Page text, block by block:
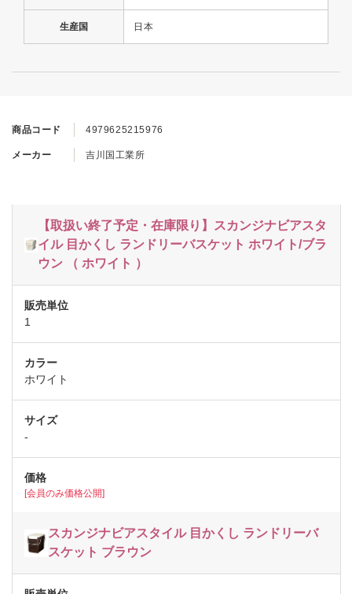
商品コード 4979625215976
メーカー 吉川国工業所
【取扱い終了予定・在庫限り】スカンジナビアスタ
イル 目かくし ランドリーバスケット ホワイト/ブラ
ウン （ ホワイト ）
1
ホワイト
-
[会員のみ価格公開]
スカンジナビアスタイル 目かくし ランドリーバ
スケット ブラウン
生産国 日本